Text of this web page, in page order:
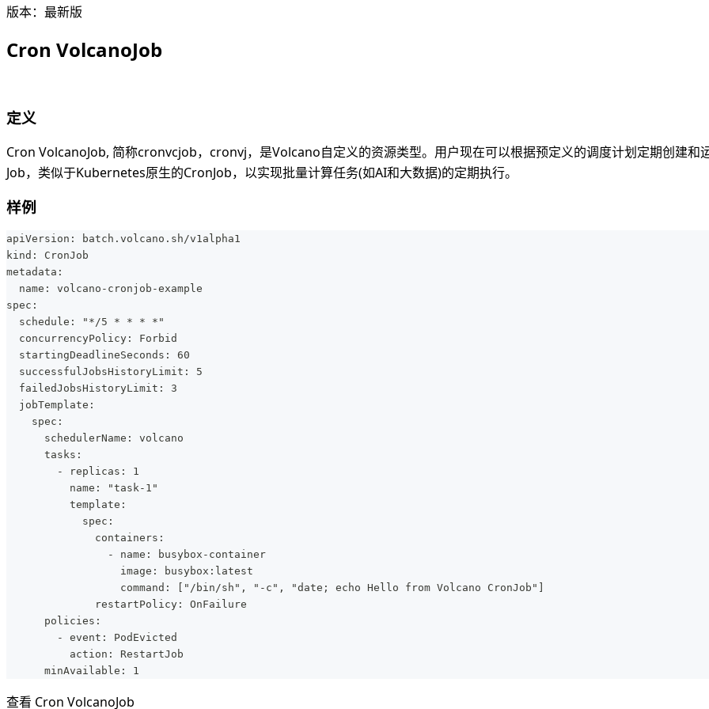
版本：最新版
Cron VolcanoJob
定义
Cron VolcanoJob, 简称cronvcjob，cronvj，是Volcano自定义的资源类型。用户现在可以根据预定义的调度计划定期创建和
Job，类似于Kubernetes原生的CronJob，以实现批量计算任务(如AI和大数据)的定期执行。
样例
apiVersion: batch.volcano.sh/v1alpha1
kind: CronJob
metadata:
  name: volcano-cronjob-example
spec:
  schedule: "*/5 * * * *"
  concurrencyPolicy: Forbid
  startingDeadlineSeconds: 60
  successfulJobsHistoryLimit: 5
  failedJobsHistoryLimit: 3
  jobTemplate:
    spec:
      schedulerName: volcano
      tasks:
        - replicas: 1
          name: "task-1"
          template:
            spec:
              containers:
                - name: busybox-container
                  image: busybox:latest
                  command: ["/bin/sh", "-c", "date; echo Hello from Volcano CronJob"]
              restartPolicy: OnFailure
      policies:
        - event: PodEvicted
          action: RestartJob
      minAvailable: 1
查看 Cron VolcanoJob